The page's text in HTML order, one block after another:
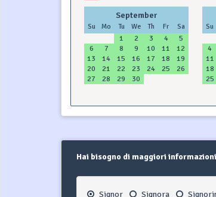
September
Su Mo Tu We Th Fr Sa
1 2 3 4
5
6
7 8 9 10 11
12
13
14 15 16 17 18
19
20
21 22 23 24 25
26
27
28 29 30
Su
4
11
18
25
Hai bisogno di maggiori
Signor Signora